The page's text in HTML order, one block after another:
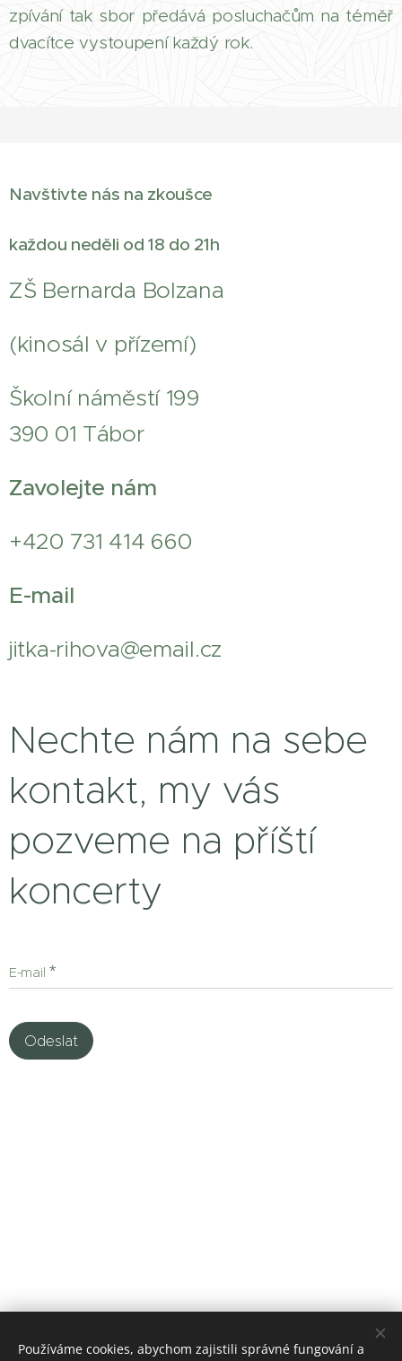
zpívání tak sbor předává posluchačům na téměř
dvacítce vystoupení každý rok.
Navštivte nás na zkoušce
každou neděli od 18 do 21h
ZŠ Bernarda Bolzana
(kinosál v přízemí)
Školní náměstí 199
390 01 Tábor
Zavolejte nám
+420 731 414 660
E-mail
jitka-rihova@email.cz
Nechte nám na sebe
kontakt, my vás
pozveme na příští
koncerty
E-mail
Odeslat
Používáme cookies, abychom zajistili správné fungování a